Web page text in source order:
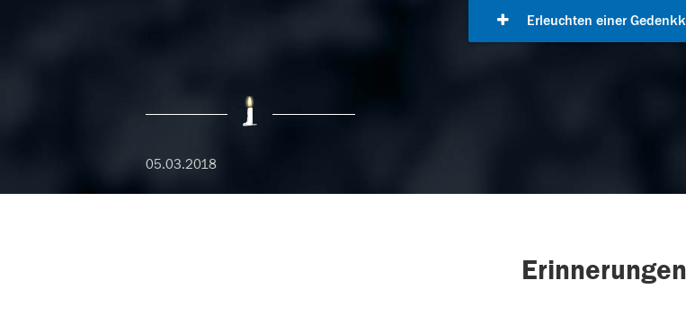
Erleuchten einer
05.03.2018
Erinnerungen